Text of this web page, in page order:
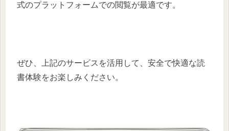
式のプラットフォームでの閲覧が最適です。
ぜひ、上記のサービスを活用して、安全で快適な読
書体験をお楽しみください。